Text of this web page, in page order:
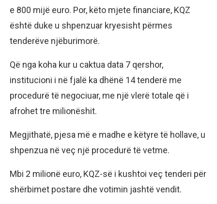
e 800 mijë euro. Por, këto mjete financiare, KQZ
është duke u shpenzuar kryesisht përmes
tenderëve njëburimorë.
Që nga koha kur u caktua data 7 qershor,
institucioni i në fjalë ka dhënë 14 tenderë me
procedurë të negociuar, me një vlerë totale që i
afrohet tre milionëshit.
Megjithatë, pjesa më e madhe e këtyre të hollave, u
shpenzua në veç një procedurë të vetme.
Mbi 2 milionë euro, KQZ-së i kushtoi veç tenderi për
shërbimet postare dhe votimin jashtë vendit.